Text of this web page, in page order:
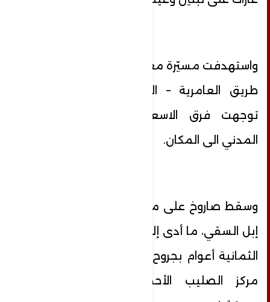
واستهدفت مسيّرة معادية دراجة نارية على
طريق العامرية – الناقورة، وعلى الفور
توجهت فرق الاسعاف التابعة للدفاع
المدني الى المكان.
وسقط صاروخ على منزل مواطن في بلدة
إبل السقي، ما أدى إلى إصابة حفيدته ابنة
الثمانية أعوام بجروح نقلت على إثرها إلى
مركز الصليب الأحمر لإسعافها كون